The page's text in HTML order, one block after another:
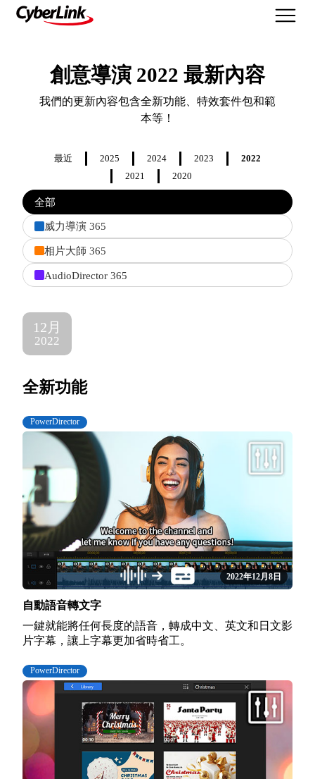
創意導演 2022 最新內容
我們的更新內容包含全新功能、特效套件包和範
本等！
最近 2025 2024 2023
2022
2021
2020
Filter
features
by
product
全部
威力導演 365
相片大師 365
AudioDirector 365
12月
2022
全新功能
PowerDirector
2022年12月8日
自動語音轉文字
一鍵就能將任何長度的語音，轉成中文、英文和日文影
片字幕，讓上字幕更加省時省工。
PowerDirector